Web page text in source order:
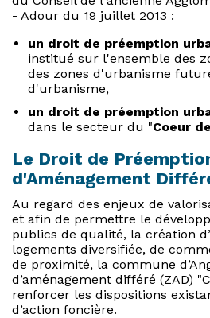
- Adour du 19 juillet 2013 :
un droit de préemption
institué sur l'ensemble des
des zones d'urbanisme
d'urbanisme,
un droit de préemption
dans le secteur du "Coeur
Le Droit de
d'Aménagement
Au regard des enjeux de
et afin de permettre le
publics de qualité, la création
logements diversifiée, de
de proximité, la commune
d’aménagement différé (ZAD)
renforcer les dispositions
d’action foncière.